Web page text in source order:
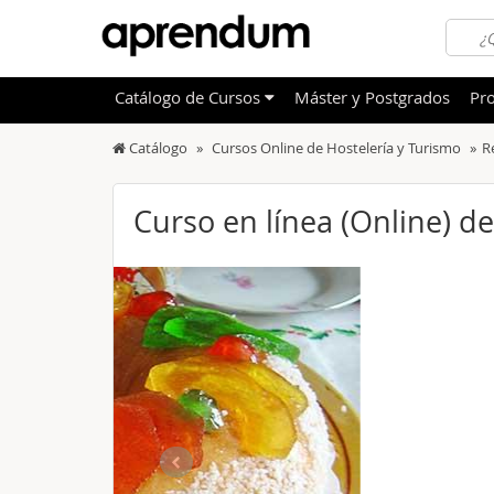
OFERTAS DESTACADAS
NOVEDADES DE NUESTRO CATÁLOGO
Idiomas
Catálogo Cursos Online de Hostelería y Turismo
Curso en línea (Online)
Catálogo de Cursos Máster y Postgrados